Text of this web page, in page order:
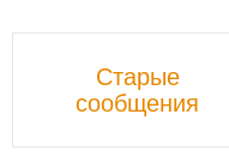
Старые
сообщения